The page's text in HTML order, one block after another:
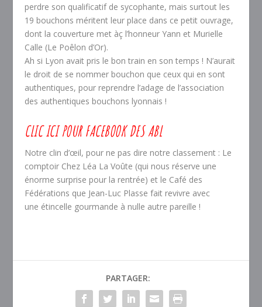
perdre son qualificatif de sycophante, mais surtout les
19 bouchons méritent leur place dans ce petit ouvrage,
dont la couverture met àç l’honneur Yann et Murielle
Calle (Le Poêlon d’Or).
Ah si Lyon avait pris le bon train en son temps ! N’aurait
le droit de se nommer bouchon que ceux qui en sont
authentiques, pour reprendre l’adage de l’association
des authentiques bouchons lyonnais !
CLIC ICI POUR FACEBOOK DES ABL
Notre clin d’œil, pour ne pas dire notre classement : Le
comptoir Chez Léa La Voûte (qui nous réserve une
énorme surprise pour la rentrée) et le Café des
Fédérations que Jean-Luc Plasse fait revivre avec
une étincelle gourmande à nulle autre pareille !
PARTAGER: